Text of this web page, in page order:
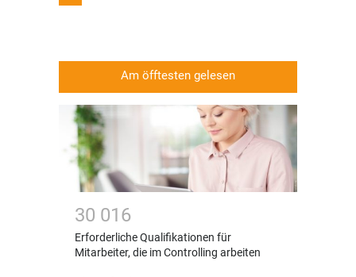
Am öfftesten gelesen
30 016
Erforderliche Qualifikationen für
Mitarbeiter, die im Controlling arbeiten